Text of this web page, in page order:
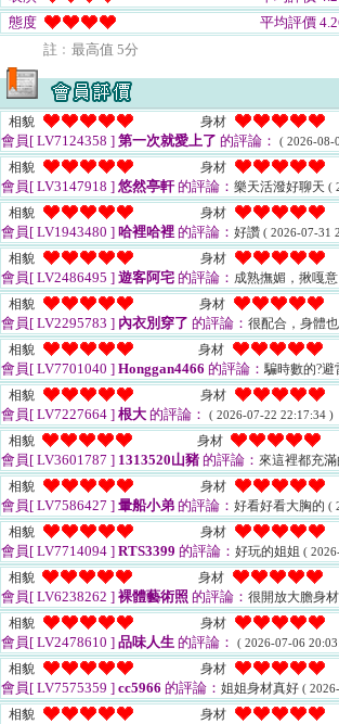
態度
平均評價
註﹕最高值 5分
相貌 身材
會員[ LV7124358 ] 第一次就愛上了 的評論： ( 2026-08-
相貌 身材
會員[ LV3147918 ] 悠然亭軒的評論： 樂天活潑好聊天 (
相貌 身材
會員[ LV1943480 ] 哈裡哈裡 的評論： 好讚 ( 2026-07-31
相貌 身材
會員[ LV2486495 ] 遊客阿宅 的評論： 成熟撫媚，揪嘎
相貌
身材
會員[ LV2295783 ] 內衣別穿了 的評論： 很配合，身體
相貌
身材
會員[ LV7701040 ] Honggan4466 的評論：騙時數的?
相貌
身材
會員[ LV7227664 ] 根大 的評論： ( 2026-07-22 22:17:34 )
相貌 身材
會員[ LV3601787 ] 1313520山豬 的評論： 來這裡都充
相貌
身材
會員[ LV7586427 ] 暈船小弟 的評論： 好看好看大胸的 (
相貌 身材
會員[ LV7714094 ] RTS3399 的評論： 好玩的姐姐 (
相貌 身材
會員[ LV6238262 ] 裸體藝術照 的評論： 很開放大膽身
相貌
身材
會員[ LV2478610 ] 品味人生 的評論： ( 2026-07-06
相貌 身材
會員[ LV7575359 ] cc5966 的評論： 姐姐身材真好 (
相貌 身材